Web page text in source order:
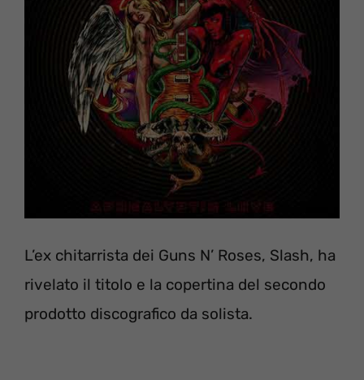
L’ex chitarrista dei Guns N’ Roses, Slash, ha
rivelato il titolo e la copertina del secondo
prodotto discografico da solista.